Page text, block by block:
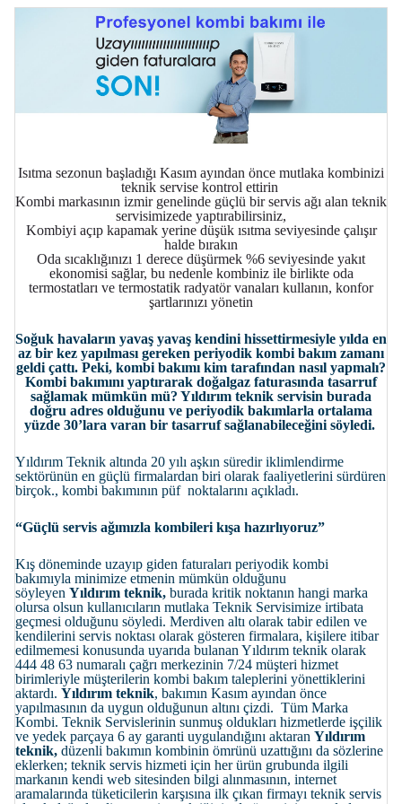
Isıtma sezonun başladığı Kasım ayından önce mutlaka kombinizi
teknik servise kontrol ettirin
Kombi markasının izmir genelinde güçlü bir servis ağı alan teknik
servisimizede yaptırabilirsiniz,
Kombiyi açıp kapamak yerine düşük ısıtma seviyesinde çalışır
halde bırakın
Oda sıcaklığınızı 1 derece düşürmek %6 seviyesinde yakıt
ekonomisi sağlar, bu nedenle kombiniz ile birlikte oda
termostatları ve termostatik radyatör vanaları kullanın, konfor
şartlarınızı yönetin
Soğuk havaların yavaş yavaş kendini hissettirmesiyle yılda en
az bir kez yapılması gereken periyodik kombi bakım zamanı
geldi çattı. Peki, kombi bakımı kim tarafından nasıl yapmalı?
Kombi bakımını yaptırarak doğalgaz faturasında tasarruf
sağlamak mümkün mü? Yıldırım teknik servisin burada
doğru adres olduğunu ve periyodik bakımlarla ortalama
yüzde 30’lara varan bir tasarruf sağlanabileceğini söyledi.
Yıldırım Teknik altında 20 yılı aşkın süredir iklimlendirme
sektörünün en güçlü firmalardan biri olarak faaliyetlerini sürdüren
birçok., kombi bakımının püf noktalarını açıkladı.
“Güçlü servis ağımızla kombileri kışa hazırlıyoruz”
Kış döneminde uzayıp giden faturaları periyodik kombi
bakımıyla minimize etmenin mümkün olduğunu
söyleyen Yıldırım teknik, burada kritik noktanın hangi marka
olursa olsun kullanıcıların mutlaka Teknik Servisimize irtibata
geçmesi olduğunu söyledi. Merdiven altı olarak tabir edilen ve
kendilerini servis noktası olarak gösteren firmalara, kişilere itibar
edilmemesi konusunda uyarıda bulanan Yıldırım teknik olarak
444 48 63 numaralı çağrı merkezinin 7/24 müşteri hizmet
birimleriyle müşterilerin kombi bakım taleplerini yönettiklerini
aktardı. Yıldırım teknik, bakımın Kasım ayından önce
yapılmasının da uygun olduğunun altını çizdi. Tüm Marka
Kombi. Teknik Servislerinin sunmuş oldukları hizmetlerde işçilik
ve yedek parçaya 6 ay garanti uygulandığını aktaran Yıldırım
teknik, düzenli bakımın kombinin ömrünü uzattığını da sözlerine
eklerken; teknik servis hizmeti için her ürün grubunda ilgili
markanın kendi web sitesinden bilgi alınmasının, internet
aramalarında tüketicilerin karşısına ilk çıkan firmayı teknik servis